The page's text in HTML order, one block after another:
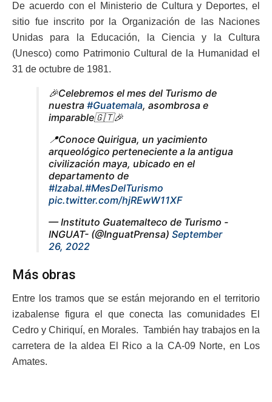
De acuerdo con el Ministerio de Cultura y Deportes, el
sitio fue inscrito por la Organización de las Naciones
Unidas para la Educación, la Ciencia y la Cultura
(Unesco) como Patrimonio Cultural de la Humanidad el
31 de octubre de 1981.
🎉Celebremos el mes del Turismo de
nuestra #Guatemala, asombrosa e
imparable🇬🇹🎉
📍Conoce Quirigua, un yacimiento
arqueológico perteneciente a la antigua
civilización maya, ubicado en el
departamento de
#Izabal.#MesDelTurismo
pic.twitter.com/hjREwW11XF
— Instituto Guatemalteco de Turismo -
INGUAT- (@InguatPrensa) September
26, 2022
Más obras
Entre los tramos que se están mejorando en el territorio
izabalense figura el que conecta las comunidades El
Cedro y Chiriquí, en Morales. También hay trabajos en la
carretera de la aldea El Rico a la CA-09 Norte, en Los
Amates.